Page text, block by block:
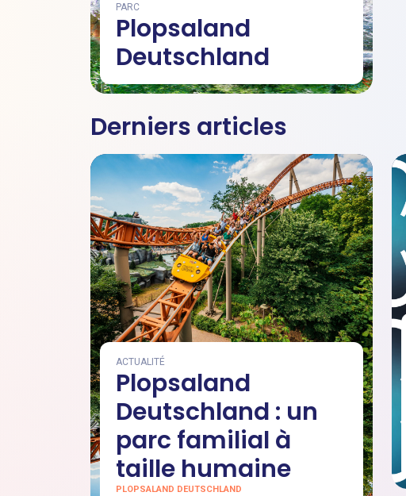
PARC
Plopsaland
Deutschland
Derniers articles
ACTUALITÉ
Plopsaland
Deutschland : un
parc familial à
taille humaine
PLOPSALAND DEUTSCHLAND